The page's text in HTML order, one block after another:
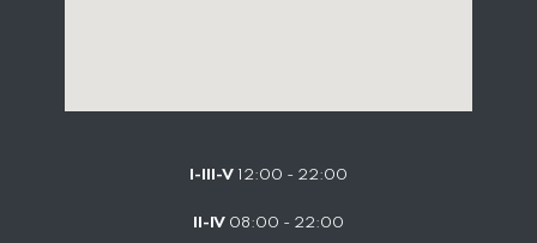
I-III-V 12:00 - 22:00
II-IV 08:00 - 22:00